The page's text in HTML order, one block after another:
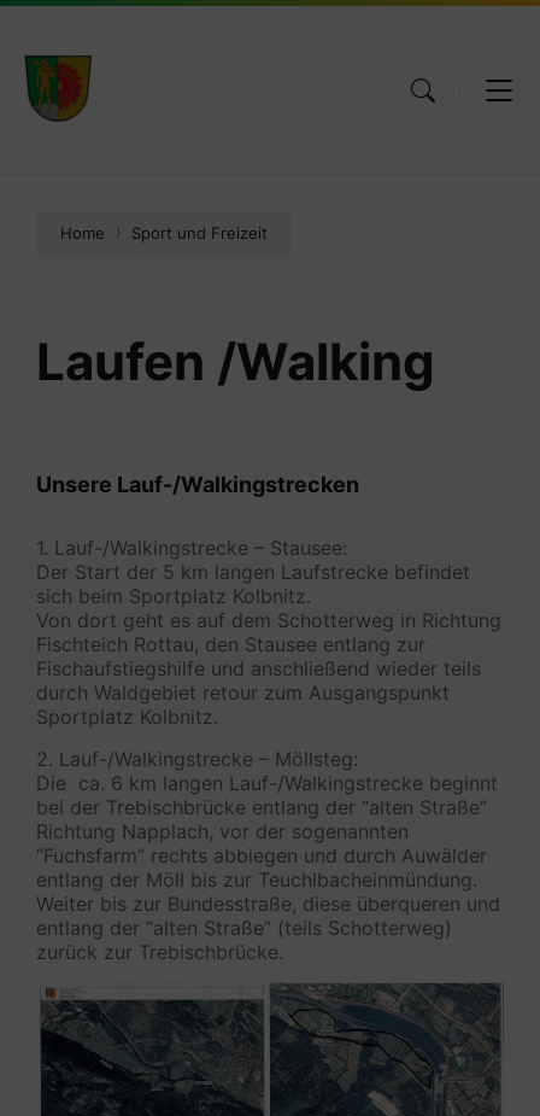
Skip
content
Skip
main
navigation
Skip
footer
Home Sport und Freizeit
Laufen /Walking
Unsere Lauf-/Walkingstrecken
1. Lauf-/Walkingstrecke – Stausee:
Der Start der 5 km langen Laufstrecke befindet
sich beim Sportplatz Kolbnitz.
Von dort geht es auf dem Schotterweg in Richtung
Fischteich Rottau, den Stausee entlang zur
Fischaufstiegshilfe und anschließend wieder teils
durch Waldgebiet retour zum Ausgangspunkt
Sportplatz Kolbnitz.
2. Lauf-/Walkingstrecke – Möllsteg:
Die ca. 6 km langen Lauf-/Walkingstrecke beginnt
bei der Trebischbrücke entlang der “alten Straße”
Richtung Napplach, vor der sogenannten
“Fuchsfarm” rechts abbiegen und durch Auwälder
entlang der Möll bis zur Teuchlbacheinmündung.
Weiter bis zur Bundesstraße, diese überqueren und
entlang der “alten Straße” (teils Schotterweg)
zurück zur Trebischbrücke.